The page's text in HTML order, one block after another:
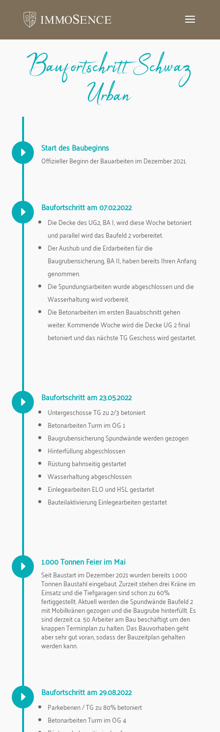
Baufortschritt Schwaz
Urban
E Start des Baubeginns
Offizieller Beginn der Bauarbeiten im Dezember 2021.
E Baufortschritt am 07.02.2022
Die Decke des UG2, BA I, wird diese Woche betoniert
und parallel wird das Baufeld 2 vorbereitet.
Der Aushub und die Erdarbeiten für die
Baugrubensicherung, BA II, haben bereits Ihren Anfang
genommen.
Die Spundungsarbeiten wurde abgeschlossen und die
Wasserhaltung wird vorbereit.
Die Betonarbeiten im ersten Bauabschnitt gehen
weiter. Kommende Woche wird die Decke UG 2 final
betoniert und das nächste TG Geschoss wird gestartet.
E Baufortschritt am 23.05.2022
Untergeschosse TG zu 2/3 betoniert
Betonarbeiten Turm im OG 1
Baugrubensicherung Spundwände werden gezogen
Hinterfüllung abgeschlossen
Rüstung bahnseitig gestartet
Wasserhaltung abgeschlossen
Einlegearbeiten ELO und HSL gestartet
Bauteilaktivierung Einlegearbeiten gestartet
E 1.000 Tonnen Feier im Mai
Seit Baustart im Dezember 2021 wurden bereits 1.000
Tonnen Baustahl eingebaut. Zurzeit stehen drei Kräne im
Einsatz und die Tiefgaragen sind schon zu 60%
fertiggestellt. Aktuell werden die Spundwände Baufeld 2
mit Mobilkränen gezogen und die Baugrube hinterfüllt. Es
sind derzeit ca. 50 Arbeiter am Bau beschäftigt um den
knappen Terminplan zu halten. Das Bauvorhaben geht
aber sehr gut voran, sodass der Bauzeitplan gehalten
werden kann.
E Baufortschritt am 29.08.2022
Parkebenen / TG zu 80% betoniert
Betonarbeiten Turm im OG 4